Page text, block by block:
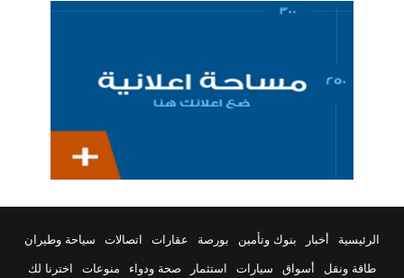
الرئيسية أخبار بنوك وتأمين بورصة عقارات اتصالات
سياحة وطيران
طاقة ونقل
أسواق سيارات استثمار صحة ودواء منوعات اخترنا لك